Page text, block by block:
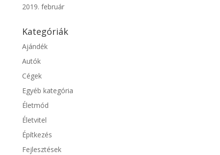
2019. február
Kategóriák
Ajándék
Autók
Cégek
Egyéb kategória
Életmód
Életvitel
Építkezés
Fejlesztések